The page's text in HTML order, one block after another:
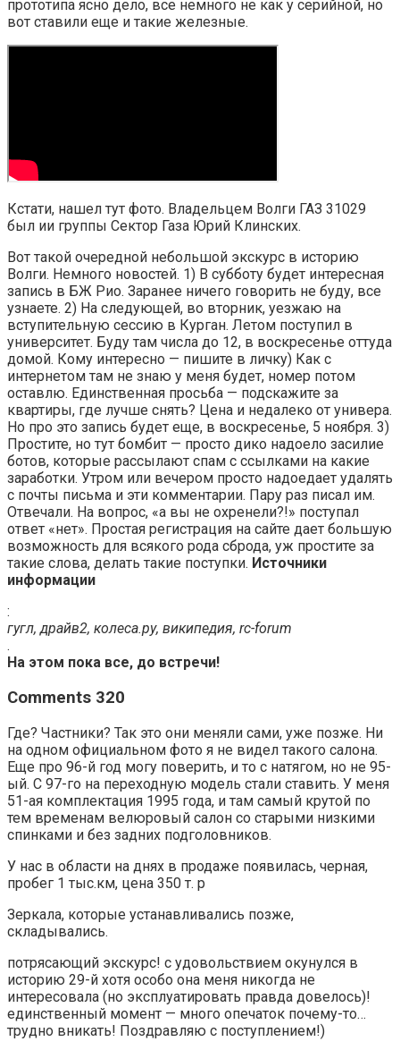
прототипа ясно дело, все немного не как у серийной, но
вот ставили еще и такие железные.
Кстати, нашел тут фото. Владельцем Волги ГАЗ 31029
был ии группы Сектор Газа Юрий Клинских.
Вот такой очередной небольшой экскурс в историю
Волги. Немного новостей. 1) В субботу будет интересная
запись в БЖ Рио. Заранее ничего говорить не буду, все
узнаете. 2) На следующей, во вторник, уезжаю на
вступительную сессию в Курган. Летом поступил в
университет. Буду там числа до 12, в воскресенье оттуда
домой. Кому интересно — пишите в личку) Как с
интернетом там не знаю у меня будет, номер потом
оставлю. Единственная просьба — подскажите за
квартиры, где лучше снять? Цена и недалеко от универа.
Но про это запись будет еще, в воскресенье, 5 ноября. 3)
Простите, но тут бомбит — просто дико надоело засилие
ботов, которые рассылают спам с ссылками на какие
заработки. Утром или вечером просто надоедает удалять
с почты письма и эти комментарии. Пару раз писал им.
Отвечали. На вопрос, «а вы не охренели?!» поступал
ответ «нет». Простая регистрация на сайте дает большую
возможность для всякого рода сброда, уж простите за
такие слова, делать такие поступки. Источники
информации
:
гугл, драйв2, колеса.ру, википедия, rc-forum
.
На этом пока все, до встречи!
Comments 320
Где? Частники? Так это они меняли сами, уже позже. Ни
на одном официальном фото я не видел такого салона.
Еще про 96-й год могу поверить, и то с натягом, но не 95-
ый. С 97-го на переходную модель стали ставить. У меня
51-ая комплектация 1995 года, и там самый крутой по
тем временам велюровый салон со старыми низкими
спинками и без задних подголовников.
У нас в области на днях в продаже появилась, черная,
пробег 1 тыс.км, цена 350 т. р
Зеркала, которые устанавливались позже,
складывались.
потрясающий экскурс! с удовольствием окунулся в
историю 29-й хотя особо она меня никогда не
интересовала (но эксплуатировать правда довелось)!
единственный момент — много опечаток почему-то…
трудно вникать! Поздравляю с поступлением!)